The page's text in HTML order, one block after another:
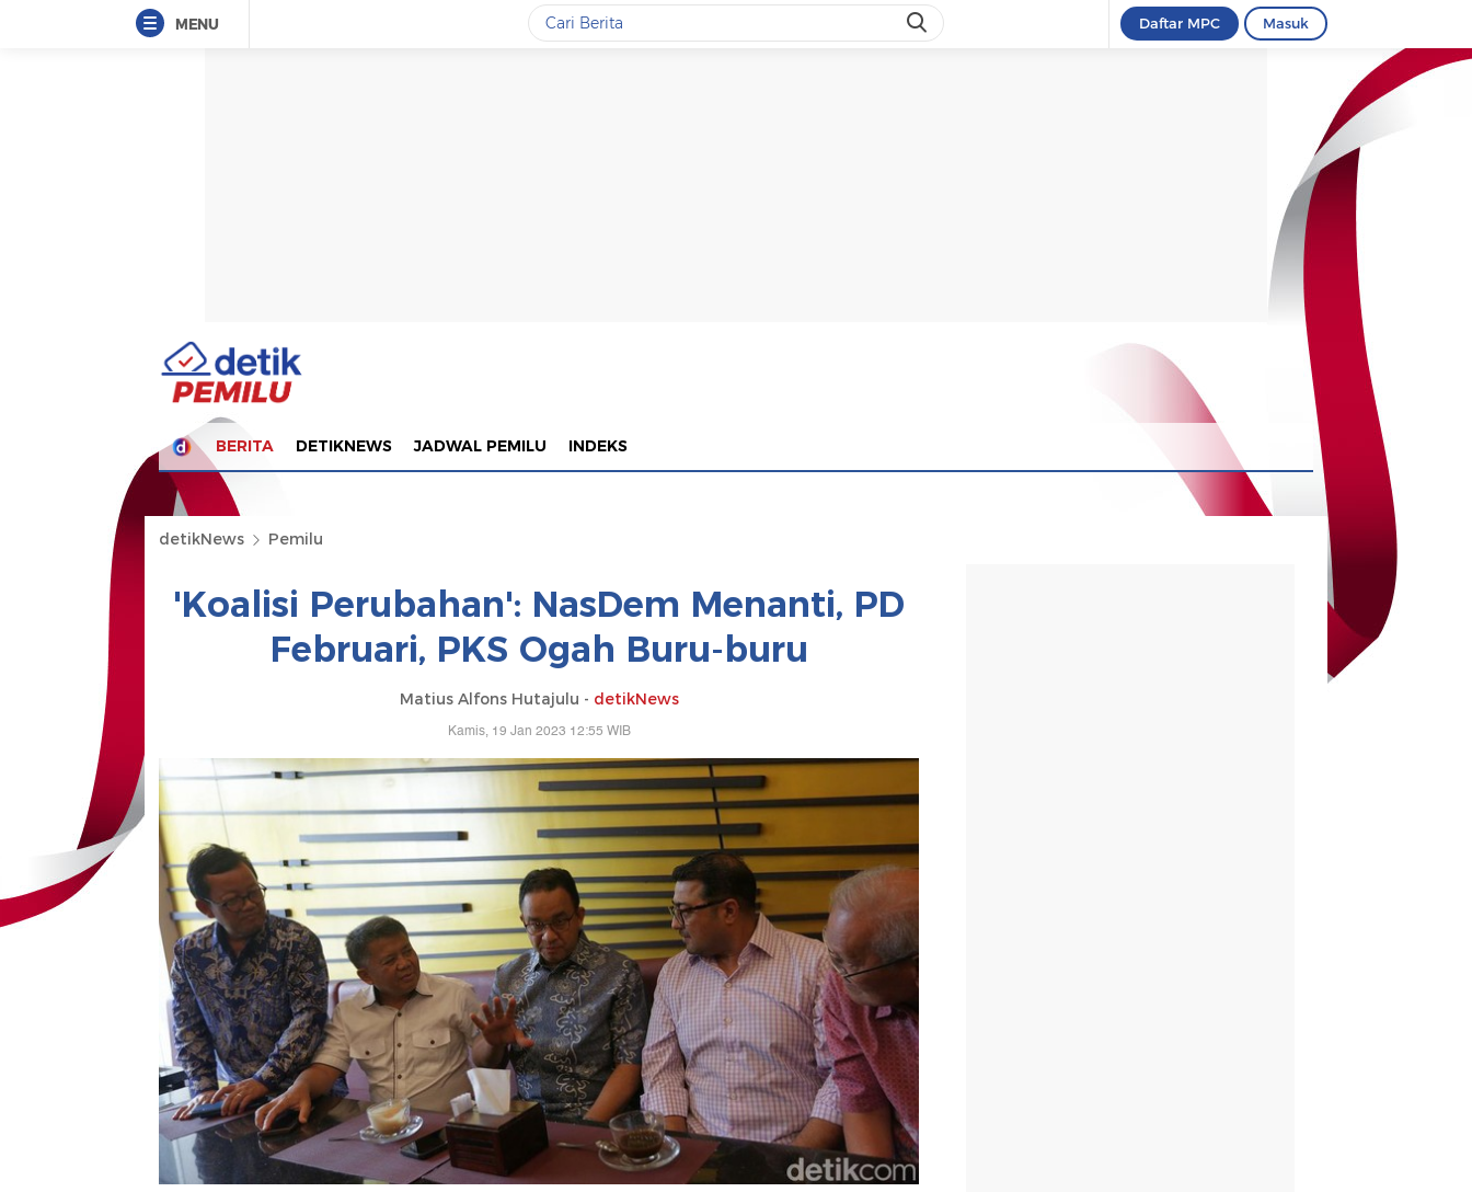
MENU Daftar MPC Masuk
BERITA DETIKNEWS JADWAL PEMILU INDEKS
detikNews Pemilu
'Koalisi Perubahan': NasDem Menanti, PD
Februari, PKS Ogah Buru-buru
Matius Alfons Hutajulu - detikNews
Kamis, 19 Jan 2023 12:55 WIB